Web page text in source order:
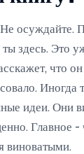
осуждайте.
здесь. Это
что
Иногда
идеи. Они
Главное -
виноватыми.